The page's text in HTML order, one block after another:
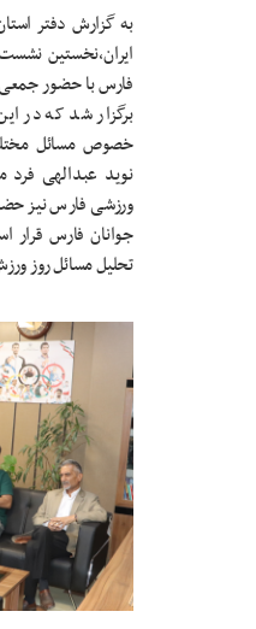
به گزارش دفتر
ایران،نخستین
فارس با حضور
برگزار شد که در
خصوص مسائل
نوید عبدالهی
ورزشی فارس نیز
جوانان فارس
تحلیل مسائل روز